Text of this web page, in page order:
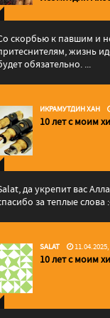
скорбью к павшим и
жизнь
обязательно. ...
ИКРАМУТДИН ХАН
10 лет с моим
да укрепит вас
за теплые слова
SALAT
10 лет с моим